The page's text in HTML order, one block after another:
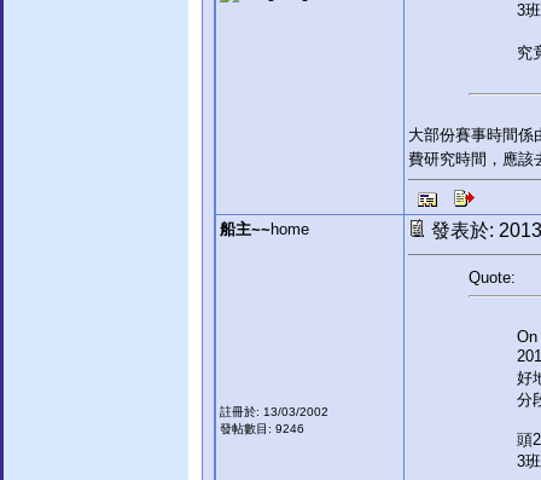
3
究
大部份賽事時間係
費研究時間，應該
船主~~ home
註冊於: 13/03/2002
發帖數目: 9246
發表於:
Quote:
On
好
分
頭
3